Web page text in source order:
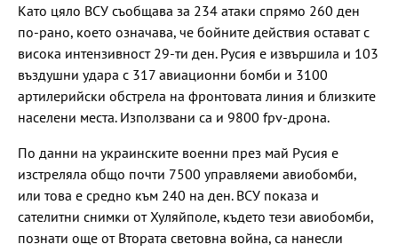
Като цяло ВСУ съобщава за 234 атаки спрямо 260 ден
по-рано, което означава, че бойните действия остават с
висока интензивност 29-ти ден. Русия е извършила и 103
въздушни удара с 317 авиационни бомби и 3100
артилерийски обстрела на фронтовата линия и близките
населени места. Използвани са и 9800 fpv-дрона.
По данни на украинските военни през май Русия е
изстреляла общо почти 7500 управляеми авиобомби,
или това е средно към 240 на ден. ВСУ показа и
сателитни снимки от Хуляйполе, където тези авиобомби,
познати още от Втората световна война, са нанесли